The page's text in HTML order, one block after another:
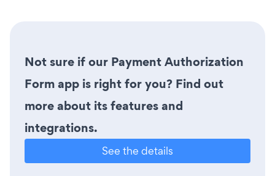
Not sure if our Payment Authorization
Form app is right for you? Find out
more about its features and
integrations.
See the details